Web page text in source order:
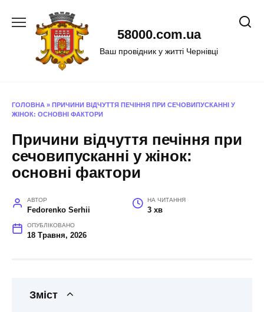
58000.com.ua
Ваш провідник у житті Чернівці
ГОЛОВНА » ПРИЧИНИ ВІДЧУТТЯ ПЕЧІННЯ ПРИ СЕЧОВИПУСКАННІ У
ЖІНОК: ОСНОВНІ ФАКТОРИ
Причини відчуття печіння при
сечовипусканні у жінок:
основні фактори
АВТОР
Fedorenko Serhii
НА ЧИТАННЯ
3 хв
ОПУБЛІКОВАНО
18 Травня, 2026
Зміст